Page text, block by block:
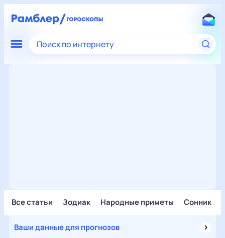
Поиск по интернету
Все статьи Зодиак Народные приметы Сонник
Ваши данные для прогнозов